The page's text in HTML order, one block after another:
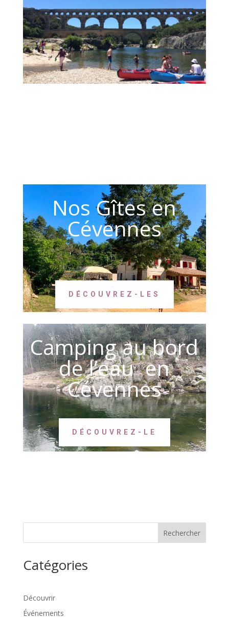
Nos Gîtes en
Cévennes
DÉCOUVREZ-LES
Camping au bord
de l’eau en
Cévennes
DÉCOUVREZ-LE
Rechercher
Catégories
Découvrir
Événements